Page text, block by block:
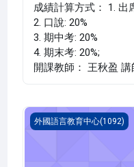
成績計算方式： 1. 出
2. 口說: 20%
3. 期中考: 20%
4. 期末考: 20%;
開課教師： 王秋盈 講
法文 一
外國語言教育中心(1092)